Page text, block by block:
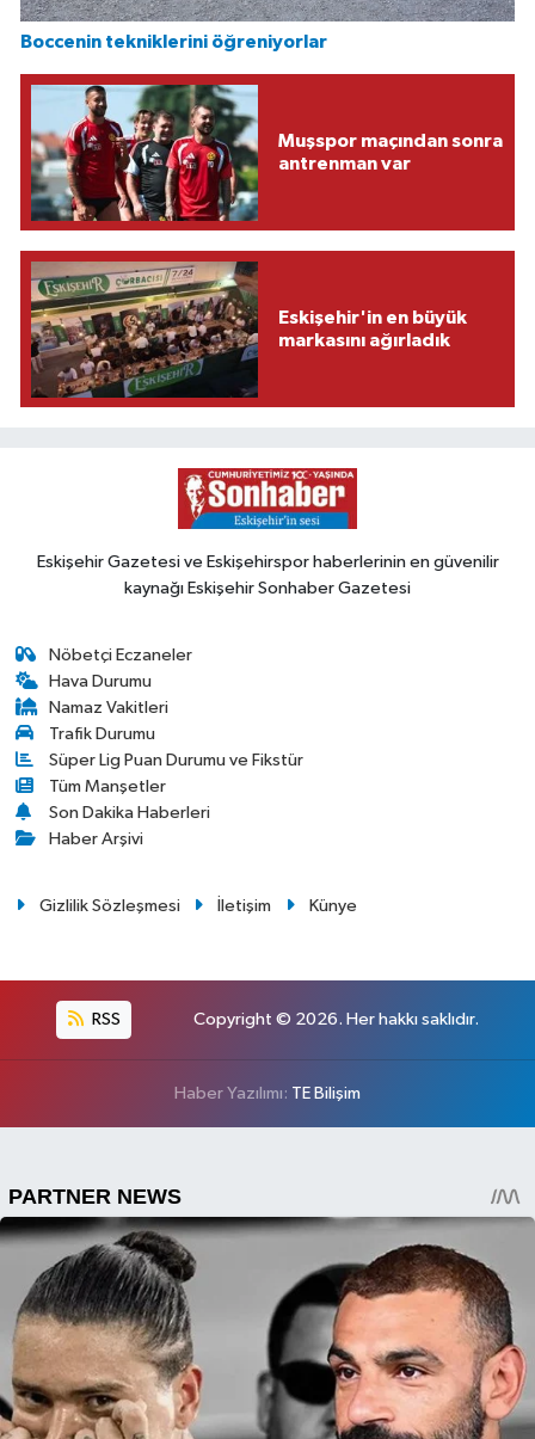
Boccenin tekniklerini öğreniyorlar
Muşspor maçından sonra
antrenman var
Eskişehir'in en büyük
markasını ağırladık
Eskişehir Gazetesi ve Eskişehirspor haberlerinin en güvenilir
kaynağı Eskişehir Sonhaber Gazetesi
Nöbetçi Eczaneler
Hava Durumu
Namaz Vakitleri
Trafik Durumu
Süper Lig Puan Durumu ve Fikstür
Tüm Manşetler
Son Dakika Haberleri
Haber Arşivi
Gizlilik Sözleşmesi İletişim Künye
RSS Copyright © 2026. Her hakkı saklıdır.
Haber Yazılımı: TE Bilişim